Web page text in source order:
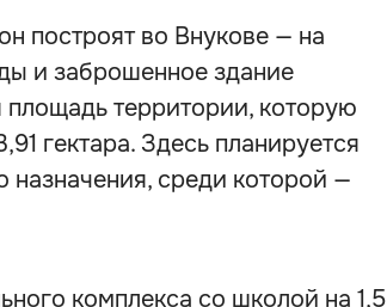
построят во Внукове — на
и заброшенное здание
территории, которую
гектара. Здесь планируется
назначения, среди которой —
комплекса со школой на 1,5